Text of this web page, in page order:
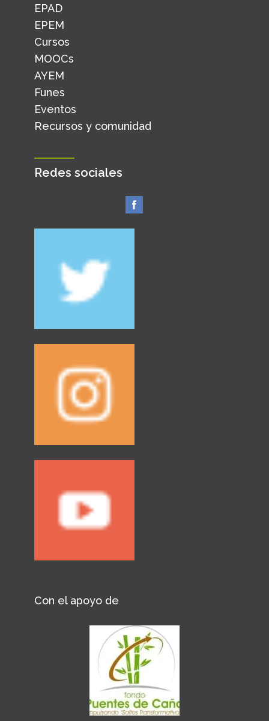
EPAD
EPEM
Cursos
MOOCs
AYEM
Funes
Eventos
Recursos y comunidad
Redes sociales
Con el apoyo de